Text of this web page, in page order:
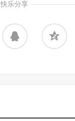
快乐分享